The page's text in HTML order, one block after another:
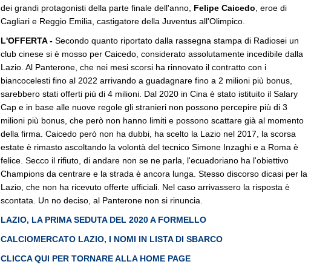
dei grandi protagonisti della parte finale dell'anno, Felipe Caicedo , eroe di
Cagliari e Reggio Emilia, castigatore della Juventus all'Olimpico.
L'OFFERTA - Secondo quanto riportato dalla rassegna stampa di Radiosei un
club cinese si è mosso per Caicedo, considerato assolutamente incedibile dalla
Lazio. Al Panterone, che nei mesi scorsi ha rinnovato il contratto con i
biancocelesti fino al 2022 arrivando a guadagnare fino a 2 milioni più bonus,
sarebbero stati offerti più di 4 milioni. Dal 2020 in Cina è stato istituito il Salary
Cap e in base alle nuove regole gli stranieri non possono percepire più di 3
milioni più bonus, che però non hanno limiti e possono scattare già al momento
della firma. Caicedo però non ha dubbi, ha scelto la Lazio nel 2017, la scorsa
estate è rimasto ascoltando la volontà del tecnico Simone Inzaghi e a Roma è
felice. Secco il rifiuto, di andare non se ne parla, l'ecuadoriano ha l'obiettivo
Champions da centrare e la strada è ancora lunga. Stesso discorso dicasi per la
Lazio, che non ha ricevuto offerte ufficiali. Nel caso arrivassero la risposta è
scontata. Un no deciso, al Panterone non si rinuncia.
LAZIO, LA PRIMA SEDUTA DEL 2020 A FORMELLO
CALCIOMERCATO LAZIO, I NOMI IN LISTA DI SBARCO
CLICCA QUI PER TORNARE ALLA HOME PAGE